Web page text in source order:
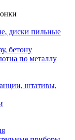
диски пильные
бетону
по металлу
штативы,